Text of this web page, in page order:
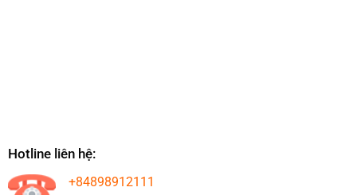
Hotline liên hệ:
+84898912111